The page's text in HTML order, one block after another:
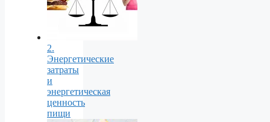
2.
Энергетические
затраты
и
энергетическая
ценность
пищи